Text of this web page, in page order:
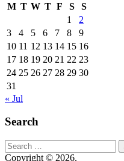
M T W T F S
S
1
2
3
4 5 6 7 8
9
10 11 12 13 14 15 16
17 18 19 20 21 22 23
24 25 26 27 28 29 30
31
« Jul
Search
Search
for:
Copyright © 2026.